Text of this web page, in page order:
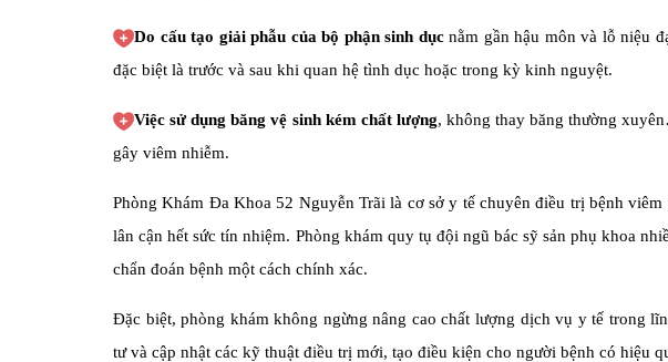
Do cấu tạo giải phẫu của bộ phận sinh dụcnằm gần hậu môn và lỗ niệu
đặc biệt là trước và sau khi quan hệ tình dục hoặc trong kỳ kinh nguyệt.
Việc sử dụng băng vệ sinh kém chất lượng, không thay băng thường
gây viêm nhiễm.
Phòng Khám Đa Khoa 52 Nguyễn Trãi là cơ sở y tế chuyên điều trị bệnh
lân cận hết sức tín nhiệm. Phòng khám quy tụ đội ngũ bác sỹ sản phụ khoa
chẩn đoán bệnh một cách chính xác.
Đặc biệt, phòng khám không ngừng nâng cao chất lượng dịch vụ y tế trong
tư và cập nhật các kỹ thuật điều trị mới, tạo điều kiện cho người bệnh có hiệu